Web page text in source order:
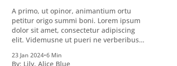
A primo, ut opinor, animantium ortu
petitur origo summi boni. Lorem ipsum
dolor sit amet, consectetur adipiscing
elit. Videmusne ut pueri ne verberibus
perquirendisque deterreantur?
23 Jan 2024•6 Min
By: Lily, Alice Blue